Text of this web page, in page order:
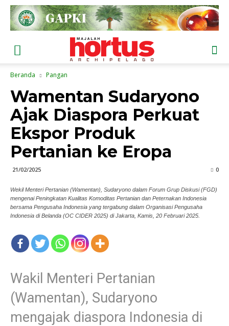
Beranda Pangan
Wamentan Sudaryono
Ajak Diaspora Perkuat
Ekspor Produk
Pertanian ke Eropa
21/02/2025 0
Wekil Menteri Pertanian (Wamentan), Sudaryono dalam Forum Grup Diskusi (FGD)
mengenai Peningkatan Kualitas Komoditas Pertanian dan Peternakan Indonesia
bersama Pengusaha Indonesia yang tergabung dalam Organisasi Pengusaha
Indonesia di Belanda (OC CIDER 2025) di Jakarta, Kamis, 20 Februari 2025.
Wakil Menteri Pertanian
(Wamentan), Sudaryono
mengajak diaspora Indonesia di